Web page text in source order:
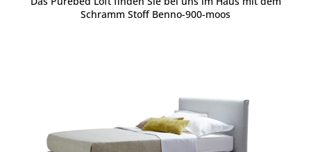
Schramm Stoff Benno-900-moos